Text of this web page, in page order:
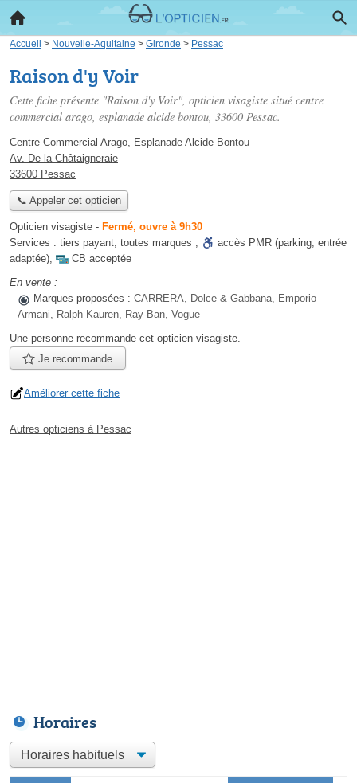
Accueil > Nouvelle-Aquitaine > Gironde > Pessac
Raison d'y Voir
Cette fiche présente "Raison d'y Voir", opticien visagiste situé centre
commercial arago, esplanade alcide bontou, 33600 Pessac.
Centre Commercial Arago, Esplanade Alcide Bontou
Av. De la Châtaigneraie
33600 Pessac
📞 Appeler cet opticien
Opticien visagiste - Fermé, ouvre à 9h30
Services : tiers payant, toutes marques , accès PMR (parking, entrée
adaptée),
CB acceptée
En vente :
Marques proposées : CARRERA, Dolce & Gabbana, Emporio
Armani, Ralph Kauren, Ray-Ban, Vogue
Une personne recommande cet opticien visagiste.
Je recommande
Améliorer cette fiche
Autres opticiens à Pessac
Horaires